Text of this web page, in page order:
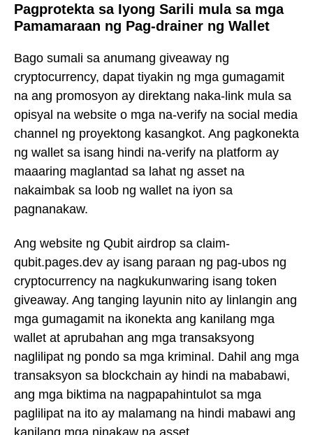
Pagprotekta sa Iyong Sarili mula sa mga
Pamamaraan ng Pag-drainer ng Wallet
Bago sumali sa anumang giveaway ng
cryptocurrency, dapat tiyakin ng mga gumagamit
na ang promosyon ay direktang naka-link mula sa
opisyal na website o mga na-verify na social media
channel ng proyektong kasangkot. Ang pagkonekta
ng wallet sa isang hindi na-verify na platform ay
maaaring maglantad sa lahat ng asset na
nakaimbak sa loob ng wallet na iyon sa
pagnanakaw.
Ang website ng Qubit airdrop sa claim-
qubit.pages.dev ay isang paraan ng pag-ubos ng
cryptocurrency na nagkukunwaring isang token
giveaway. Ang tanging layunin nito ay linlangin ang
mga gumagamit na ikonekta ang kanilang mga
wallet at aprubahan ang mga transaksyong
naglilipat ng pondo sa mga kriminal. Dahil ang mga
transaksyon sa blockchain ay hindi na mababawi,
ang mga biktima na nagpapahintulot sa mga
paglilipat na ito ay malamang na hindi mabawi ang
kanilang mga ninakaw na asset.